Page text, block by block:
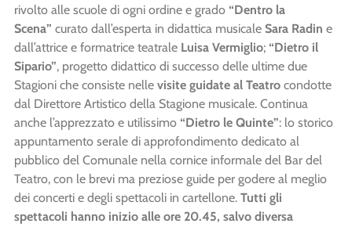
rivolto alle scuole di ogni ordine e grado “Dentro la
Scena” curato dall’esperta in didattica musicale Sara Radin e
dall’attrice e formatrice teatrale Luisa Vermiglio; “Dietro il
Sipario”, progetto didattico di successo delle ultime due
Stagioni che consiste nelle visite guidate al Teatro condotte
dal Direttore Artistico della Stagione musicale. Continua
anche l’apprezzato e utilissimo “Dietro le Quinte”: lo storico
appuntamento serale di approfondimento dedicato al
pubblico del Comunale nella cornice informale del Bar del
Teatro, con le brevi ma preziose guide per godere al meglio
dei concerti e degli spettacoli in cartellone. Tutti gli
spettacoli hanno inizio alle ore 20.45, salvo diversa